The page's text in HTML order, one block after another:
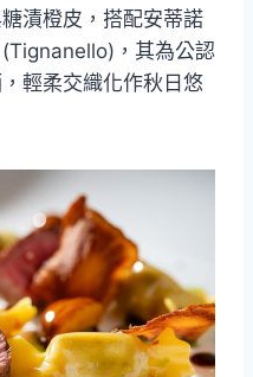
漬橙皮，搭配安蒂諾
，其為公認
輕柔交織化作秋日悠